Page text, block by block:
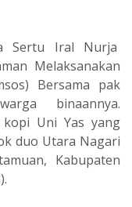
Sertu Iral Nurja
Melaksanakan
Bersama pak
binaannya.
Uni Yas yang
duo Utara Nagari
Kabupaten